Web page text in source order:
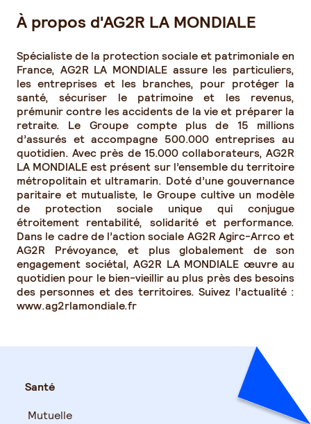
À propos d'AG2R LA MONDIALE
Spécialiste de la protection sociale et patrimoniale en
France, AG2R LA MONDIALE assure les particuliers,
les entreprises et les branches, pour protéger la
santé, sécuriser le patrimoine et les revenus,
prémunir contre les accidents de la vie et préparer la
retraite. Le Groupe compte plus de 15 millions
d’assurés et accompagne 500.000 entreprises au
quotidien. Avec près de 15.000 collaborateurs, AG2R
LA MONDIALE est présent sur l’ensemble du territoire
métropolitain et ultramarin. Doté d’une gouvernance
paritaire et mutualiste, le Groupe cultive un modèle
de protection sociale unique qui conjugue
étroitement rentabilité, solidarité et performance.
Dans le cadre de l’action sociale AG2R Agirc-Arrco et
AG2R Prévoyance, et plus globalement de son
engagement sociétal, AG2R LA MONDIALE œuvre au
quotidien pour le bien-vieillir au plus près des besoins
des personnes et des territoires. Suivez l’actualité :
www.ag2rlamondiale.fr
Santé
Mutuelle